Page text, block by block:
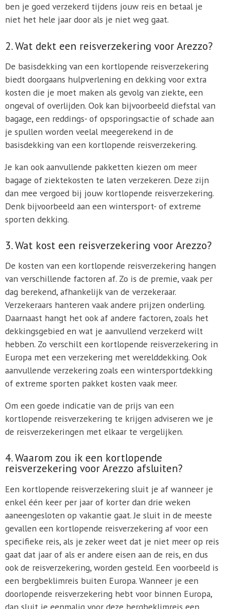
ben je goed verzekerd tijdens jouw reis en betaal je
niet het hele jaar door als je niet weg gaat.
2. Wat dekt een reisverzekering voor Arezzo?
De basisdekking van een kortlopende reisverzekering
biedt doorgaans hulpverlening en dekking voor extra
kosten die je moet maken als gevolg van ziekte, een
ongeval of overlijden. Ook kan bijvoorbeeld diefstal van
bagage, een reddings- of opsporingsactie of schade aan
je spullen worden veelal meegerekend in de
basisdekking van een kortlopende reisverzekering.
Je kan ook aanvullende pakketten kiezen om meer
bagage of ziektekosten te laten verzekeren. Deze zijn
dan mee vergoed bij jouw kortlopende reisverzekering.
Denk bijvoorbeeld aan een wintersport- of extreme
sporten dekking.
3. Wat kost een reisverzekering voor Arezzo?
De kosten van een kortlopende reisverzekering hangen
van verschillende factoren af. Zo is de premie, vaak per
dag berekend, afhankelijk van de verzekeraar.
Verzekeraars hanteren vaak andere prijzen onderling.
Daarnaast hangt het ook af andere factoren, zoals het
dekkingsgebied en wat je aanvullend verzekerd wilt
hebben. Zo verschilt een kortlopende reisverzekering in
Europa met een verzekering met werelddekking. Ook
aanvullende verzekering zoals een wintersportdekking
of extreme sporten pakket kosten vaak meer.
Om een goede indicatie van de prijs van een
kortlopende reisverzekering te krijgen adviseren we je
de reisverzekeringen met elkaar te vergelijken.
4. Waarom zou ik een kortlopende
reisverzekering voor Arezzo afsluiten?
Een kortlopende reisverzekering sluit je af wanneer je
enkel één keer per jaar of korter dan drie weken
aaneengesloten op vakantie gaat. Je sluit in de meeste
gevallen een kortlopende reisverzekering af voor een
specifieke reis, als je zeker weet dat je niet meer op reis
gaat dat jaar of als er andere eisen aan de reis, en dus
ook de reisverzekering, worden gesteld. Een voorbeeld is
een bergbeklimreis buiten Europa. Wanneer je een
doorlopende reisverzekering hebt voor binnen Europa,
dan sluit je eenmalig voor deze bergbeklimreis een